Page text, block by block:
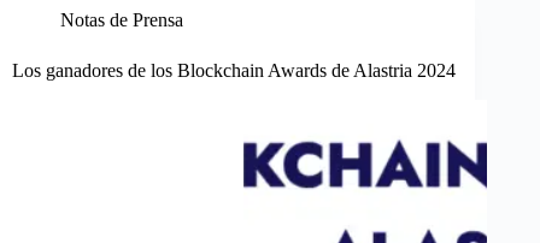
Notas de Prensa
Los ganadores de los Blockchain Awards de Alastria 2024